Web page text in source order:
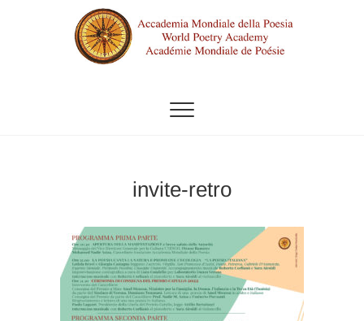
POESIA
invite-retro